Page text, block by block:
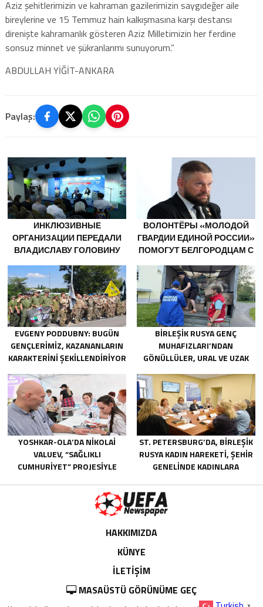
Aziz şehitlerimizin ve kahraman gazilerimizin saygıdeğer aile
bireylerine ve 15 Temmuz hain kalkışmasına karşı destansı
direnişte kahramanlık gösteren Aziz Milletimizin her ferdine
sonsuz minnet ve şükranlarımı sunuyorum.”
ABDULLAH YİĞİT-ANKARA
Paylaş:
ИНКЛЮЗИВНЫЕ
ОРГАНИЗАЦИИ ПЕРЕДАЛИ
ВЛАДИСЛАВУ ГОЛОВИНУ
НАРОДНУЮ ПРОГРАММУ
«ЕДИНОЙ РОССИИ»
ВОЛОНТЁРЫ «МОЛОДОЙ
ГВАРДИИ ЕДИНОЙ РОССИИ»
ПОМОГУТ БЕЛГОРОДЦАМ С
ГЕНЕРАТОРАМИ
EVGENY PODDUBNY: BUGÜN
GENÇLERIMIZ, KAZANANLARIN
KARAKTERINI ŞEKILLENDIRIYOR
BIRLEŞIK RUSYA GENÇ
MUHAFIZLARI’NDAN
GÖNÜLLÜLER, URAL VE UZAK
SONUÇLARINI ORTADAN
KALDIRMAYA YARDIMCI OLUYOR
YOSHKAR-OLA’DA NIKOLAI
VALUEV, “SAĞLIKLI
CUMHURIYET” PROJESIYLE
ST. PETERSBURG’DA, BIRLEŞIK
RUSYA KADIN HAREKETI, ŞEHIR
GENELINDE KADINLARA
PROGRAMLARININ
GELIŞTIRILMESI IÇIN ÖNERILER
HAKKIMIZDA
KÜNYE
İLETİŞİM
MASAÜSTÜ GÖRÜNÜME GEÇ
▼